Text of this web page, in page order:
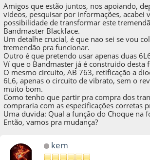
Amigos que estão juntos, nos apoiando,
videos, pesquisar por informações, acabei
possibilidade de transformar este
Bandmaster Blackface.
Um detalhe crucial, é que nao sei se vou
tremendão pra funcionar.
Outro é que pretendo usar apenas duas
Ví que o Bandmaster já é construido desta
O mesmo circuito, AB 763, retificação a
6L6, apenas o circuito de vibrato, sem o
muito bom.
Como tenho que partir pra compra dos
compraria com as especificações corretas
Uma duvida: Qual a função do Choque na
Então, vamos pra mudança?
kem